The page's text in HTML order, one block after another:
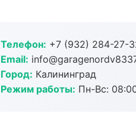
Телефон: +7 (932) 284-27-
Email:
Город: Калининград
Режим работы: Пн-Вс: